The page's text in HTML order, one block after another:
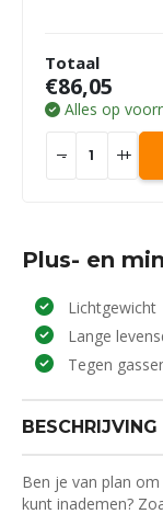
Totaal
€86,05
Alles op
- +
Plus- en
Lichtgewicht
Lange
Tegen
BESCHRIJVING
Ben je van plan
kunt inademen?